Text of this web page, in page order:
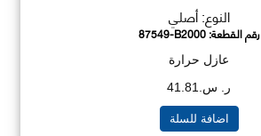
النوع: أصلي
رقم القطعة:87549-B2000
عازل حرارة
ر. س.41.81
اضافة للسلة